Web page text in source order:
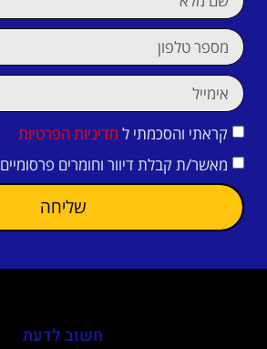
קראתי והסכמתי ל מדיניות הפרטיות
מאשר/ת קבלת דיוור וחומרים פרסומיים
שליחה
חשוב לדעת